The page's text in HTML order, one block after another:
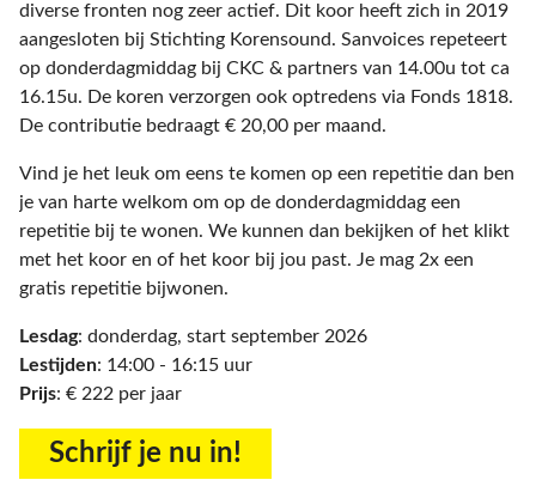
diverse fronten nog zeer actief. Dit koor heeft zich in 2019
aangesloten bij Stichting Korensound. Sanvoices repeteert
op donderdagmiddag bij CKC & partners van 14.00u tot ca
16.15u. De koren verzorgen ook optredens via Fonds 1818.
De contributie bedraagt € 20,00 per maand.
Vind je het leuk om eens te komen op een repetitie dan ben
je van harte welkom om op de donderdagmiddag een
repetitie bij te wonen. We kunnen dan bekijken of het klikt
met het koor en of het koor bij jou past. Je mag 2x een
gratis repetitie bijwonen.
Lesdag: donderdag, start september 2026
Lestijden: 14:00 - 16:15 uur
Prijs: € 222 per jaar
​​​​​​​Schrijf je nu in!